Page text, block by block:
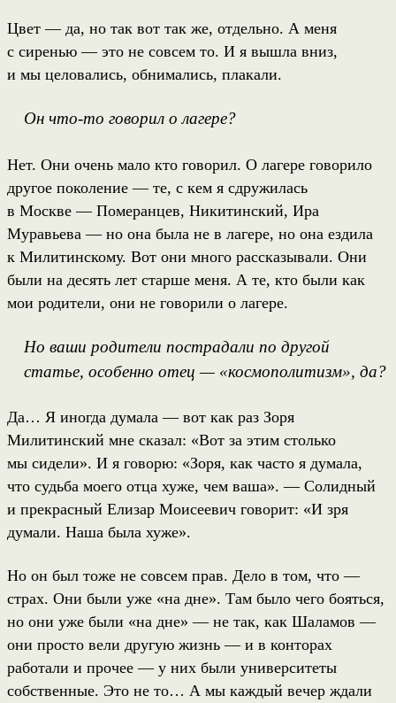
Цвет — да, но так вот так же, отдельно. А меня
с сиренью — это не совсем то. И я вышла вниз,
и мы целовались, обнимались, плакали.
Он что-то говорил о лагере?
Нет. Они очень мало кто говорил. О лагере говорило
другое поколение — те, с кем я сдружилась
в Москве — Померанцев, Никитинский, Ира
Муравьева — но она была не в лагере, но она ездила
к Милитинскому. Вот они много рассказывали. Они
были на десять лет старше меня. А те, кто были как
мои родители, они не говорили о лагере.
Но ваши родители пострадали по другой
статье, особенно отец — «космополитизм», да?
Да… Я иногда думала — вот как раз Зоря
Милитинский мне сказал: «Вот за этим столько
мы сидели». И я говорю: «Зоря, как часто я думала,
что судьба моего отца хуже, чем ваша». — Солидный
и прекрасный Елизар Моисеевич говорит: «И зря
думали. Наша была хуже».
Но он был тоже не совсем прав. Дело в том, что —
страх. Они были уже «на дне». Там было чего бояться,
но они уже были «на дне» — не так, как Шаламов —
они просто вели другую жизнь — и в конторах
работали и прочее — у них были университеты
собственные. Это не то… А мы каждый вечер ждали